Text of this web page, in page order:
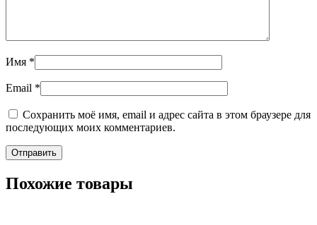
Имя *
Email *
Сохранить моё имя, email и адрес сайта в этом браузере для
последующих моих комментариев.
Похожие товары